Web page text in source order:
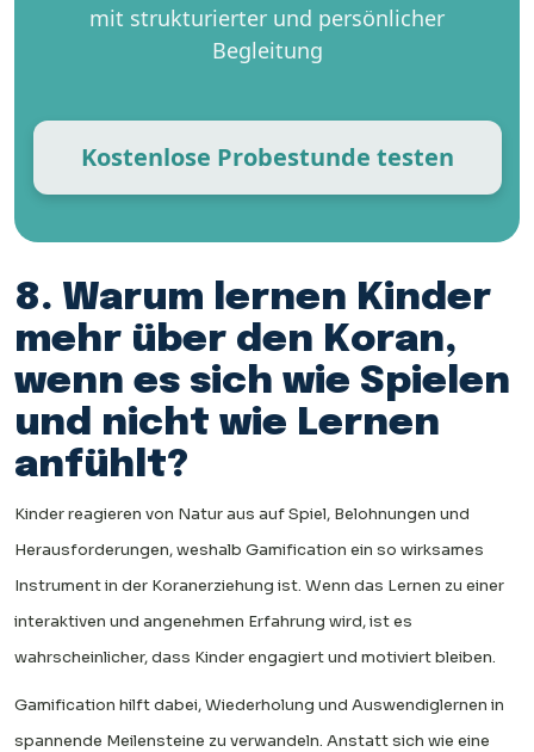
mit strukturierter und persönlicher
Begleitung
Kostenlose Probestunde testen
8. Warum lernen Kinder
mehr über den Koran,
wenn es sich wie Spielen
und nicht wie Lernen
anfühlt?
Kinder reagieren von Natur aus auf Spiel, Belohnungen und
Herausforderungen, weshalb Gamification ein so wirksames
Instrument in der Koranerziehung ist. Wenn das Lernen zu einer
interaktiven und angenehmen Erfahrung wird, ist es
wahrscheinlicher, dass Kinder engagiert und motiviert bleiben.
Gamification hilft dabei, Wiederholung und Auswendiglernen in
spannende Meilensteine zu verwandeln. Anstatt sich wie eine